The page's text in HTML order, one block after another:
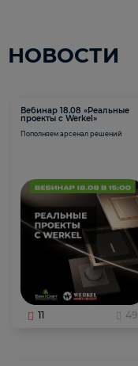
НОВОСТИ
Вебинар 18.08 «Реальные
проекты с Werkel»
Пополняем арсенал решений
11 49